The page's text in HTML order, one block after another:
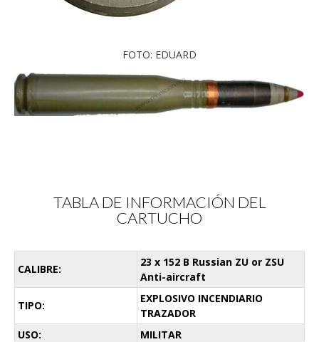
FOTO: EDUARD
TABLA DE INFORMACIÓN DEL
CARTUCHO
CALIBRE:
23 x 152 B Russian ZU or ZSU
Anti-aircraft
TIPO:
EXPLOSIVO INCENDIARIO
TRAZADOR
USO:
MILITAR